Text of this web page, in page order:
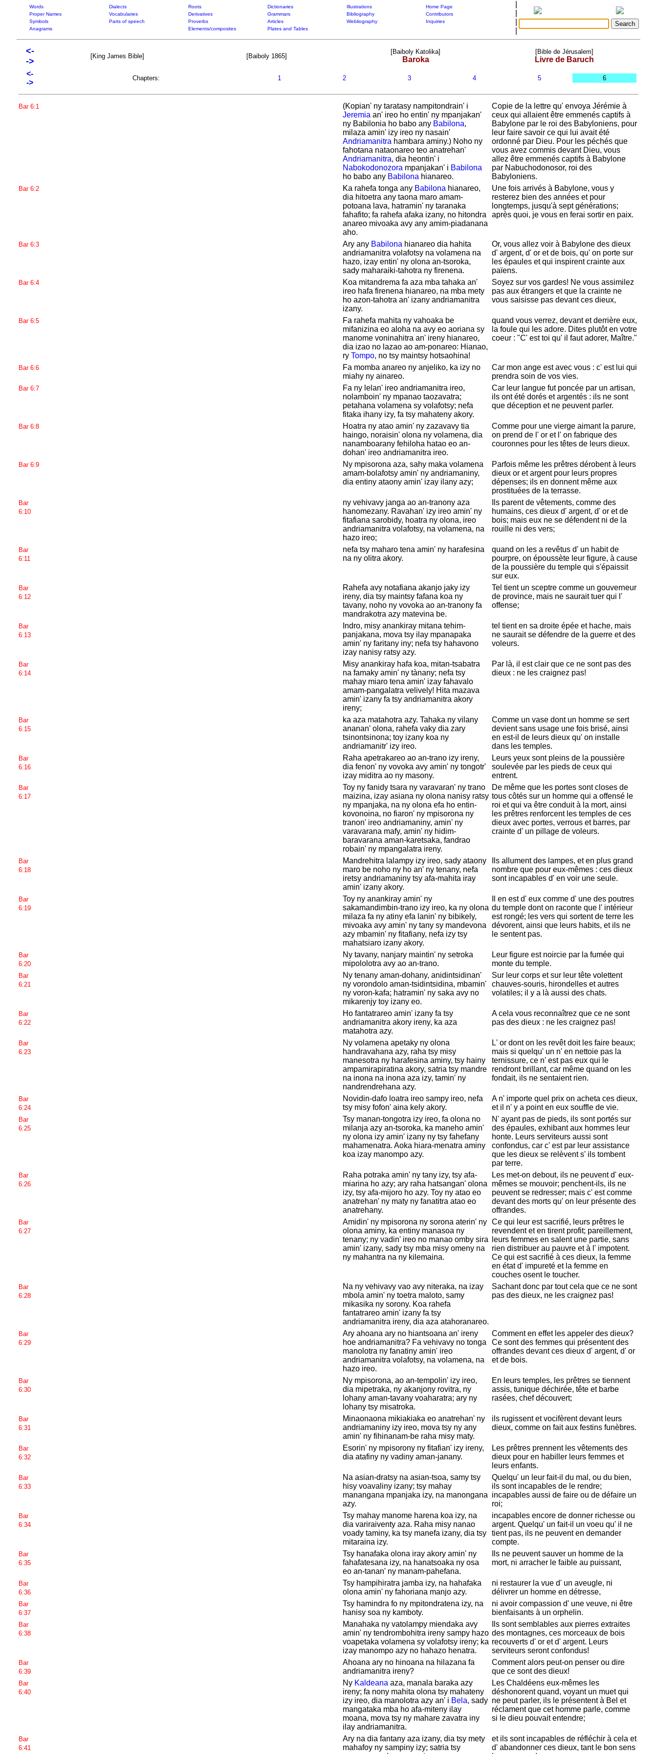
Words Dialects Roots Dictionaries Illustrations
Home Page
Proper Names
Vocabularies Derivatives Grammars Bibliography
Contributors
Symbols
Parts of speech Proverbs Articles Webliography
Inquiries
Anagrams
Elements/composites Plates and Tables
<-
->
[King James Bible] [Baiboly 1865]
[Baiboly Katolika]
Baroka
[Bible de Jérusalem]
Livre de Baruch
<-
->
Chapters: 1 2 3 4 5 6
Bar 6:1
(Kopian' ny taratasy nampitondrain' i
Jeremia an' ireo ho entin' ny mpanjakan'
ny Babilonia ho babo any Babilona,
milaza amin' izy ireo ny nasain'
Andriamanitra hambara aminy.) Noho ny
fahotana nataonareo teo anatrehan'
Andriamanitra, dia heontin' i
Nabokodonozora mpanjakan' i Babilona
ho babo any Babilona hianareo.
Copie de la lettre qu' envoya Jérémie à
ceux qui allaient être emmenés captifs à
Babylone par le roi des Babyloniens, pour
leur faire savoir ce qui lui avait été
ordonné par Dieu. Pour les péchés que
vous avez commis devant Dieu, vous
allez être emmenés captifs à Babylone
par Nabuchodonosor, roi des
Babyloniens.
Bar 6:2 Ka rahefa tonga any Babilona hianareo,
dia hitoetra any taona maro amam-
potoana lava, hatramin' ny taranaka
fahafito; fa rahefa afaka izany, no hitondra
anareo mivoaka avy any amim-piadanana
aho.
Une fois arrivés à Babylone, vous y
resterez bien des années et pour
longtemps, jusqu'à sept générations;
après quoi, je vous en ferai sortir en paix.
Bar 6:3 Ary any Babilona hianareo dia hahita
andriamanitra volafotsy na volamena na
hazo, izay entin' ny olona an-tsoroka,
sady maharaiki-tahotra ny firenena.
Or, vous allez voir à Babylone des dieux
d' argent, d' or et de bois, qu' on porte sur
les épaules et qui inspirent crainte aux
païens.
Bar 6:4
Koa mitandrema fa aza mba tahaka an'
ireo hafa firenena hianareo, na mba mety
ho azon-tahotra an' izany andriamanitra
izany.
Soyez sur vos gardes! Ne vous assimilez
pas aux étrangers et que la crainte ne
vous saisisse pas devant ces dieux,
Bar 6:5
Fa rahefa mahita ny vahoaka be
mifanizina eo aloha na avy eo aoriana sy
manome voninahitra an' ireny hianareo,
dia izao no lazao ao am-ponareo: Hianao,
ry Tompo, no tsy maintsy hotsaohina!
quand vous verrez, devant et derrière eux,
la foule qui les adore. Dites plutôt en votre
coeur : "C' est toi qu' il faut adorer, Maître."
Bar 6:6
Fa momba anareo ny anjeliko, ka izy no
miahy ny ainareo.
Car mon ange est avec vous : c' est lui qui
prendra soin de vos vies.
Bar 6:7
Fa ny lelan' ireo andriamanitra ireo,
nolamboin' ny mpanao taozavatra;
petahana volamena sy volafotsy; nefa
fitaka ihany izy, fa tsy mahateny akory.
Car leur langue fut poncée par un artisan,
ils ont été dorés et argentés : ils ne sont
que déception et ne peuvent parler.
Bar 6:8
Hoatra ny atao amin' ny zazavavy tia
haingo, noraisin' olona ny volamena, dia
nanamboarany fehiloha hatao eo an-
dohan' ireo andriamanitra ireo.
Comme pour une vierge aimant la parure,
on prend de l' or et l' on fabrique des
couronnes pour les têtes de leurs dieux.
Bar 6:9
Ny mpisorona aza, sahy maka volamena
amam-bolafotsy amin' ny andriamaniny,
dia entiny ataony amin' izay ilany azy;
Parfois même les prêtres dérobent à leurs
dieux or et argent pour leurs propres
dépenses; ils en donnent même aux
prostituées de la terrasse.
Bar
6:10
ny vehivavy janga ao an-tranony aza
hanomezany. Ravahan' izy ireo amin' ny
fitafiana sarobidy, hoatra ny olona, ireo
andriamanitra volafotsy, na volamena, na
hazo ireo;
Ils parent de vêtements, comme des
humains, ces dieux d' argent, d' or et de
bois; mais eux ne se défendent ni de la
rouille ni des vers;
Bar
6:11
nefa tsy maharo tena amin' ny harafesina
na ny olitra akory.
quand on les a revêtus d' un habit de
pourpre, on époussète leur figure, à cause
de la poussière du temple qui s'épaissit
sur eux.
Bar
6:12
Rahefa avy notafiana akanjo jaky izy
ireny, dia tsy maintsy fafana koa ny
tavany, noho ny vovoka ao an-tranony fa
mandrakotra azy matevina be.
Tel tient un sceptre comme un gouverneur
de province, mais ne saurait tuer qui l'
offense;
Bar
6:13
Indro, misy anankiray mitana tehim-
panjakana, mova tsy ilay mpanapaka
amin' ny faritany iny; nefa tsy hahavono
izay nanisy ratsy azy.
tel tient en sa droite épée et hache, mais
ne saurait se défendre de la guerre et des
voleurs.
Bar
6:14
Misy anankiray hafa koa, mitan-tsabatra
na famaky amin' ny tànany; nefa tsy
mahay miaro tena amin' izay fahavalo
amam-pangalatra velively! Hita mazava
amin' izany fa tsy andriamanitra akory
ireny;
Par là, il est clair que ce ne sont pas des
dieux : ne les craignez pas!
Bar
6:15
ka aza matahotra azy. Tahaka ny vilany
ananan' olona, rahefa vaky dia zary
tsinontsinona; toy izany koa ny
andriamanitr' izy ireo.
Comme un vase dont un homme se sert
devient sans usage une fois brisé, ainsi
en est-il de leurs dieux qu' on installe
dans les temples.
Bar
6:16
Raha apetrakareo ao an-trano izy ireny,
dia fenon' ny vovoka avy amin' ny tongotr'
izay miditra ao ny masony.
Leurs yeux sont pleins de la poussière
soulevée par les pieds de ceux qui
entrent.
Bar
6:17
Toy ny fanidy tsara ny varavaran' ny trano
maizina, izay asiana ny olona nanisy ratsy
ny mpanjaka, na ny olona efa ho entin-
kovonoina, no fiaron' ny mpisorona ny
tranon' ireo andriamaniny, amin' ny
varavarana mafy, amin' ny hidim-
baravarana aman-karetsaka, fandrao
robain' ny mpangalatra ireny.
De même que les portes sont closes de
tous côtés sur un homme qui a offensé le
roi et qui va être conduit à la mort, ainsi
les prêtres renforcent les temples de ces
dieux avec portes, verrous et barres, par
crainte d' un pillage de voleurs.
Bar
6:18
Mandrehitra lalampy izy ireo, sady ataony
maro be noho ny ho an' ny tenany, nefa
iretsy andriamaniny tsy afa-mahita iray
amin' izany akory.
Ils allument des lampes, et en plus grand
nombre que pour eux-mêmes : ces dieux
sont incapables d' en voir une seule.
Bar
6:19
Toy ny anankiray amin' ny
sakamandimbin-trano izy ireo, ka ny olona
milaza fa ny atiny efa lanin' ny bibikely,
mivoaka avy amin' ny tany sy mandevona
azy mbamin' ny fitafiany, nefa izy tsy
mahatsiaro izany akory.
Il en est d' eux comme d' une des poutres
du temple dont on raconte que l' intérieur
est rongé; les vers qui sortent de terre les
dévorent, ainsi que leurs habits, et ils ne
le sentent pas.
Bar
6:20
Ny tavany, nanjary maintin' ny setroka
mipololotra avy ao an-trano.
Leur figure est noircie par la fumée qui
monte du temple.
Bar
6:21
Ny tenany aman-dohany, anidintsidinan'
ny vorondolo aman-tsidintsidina, mbamin'
ny voron-kafa; hatramin' ny saka avy no
mikarenjy toy izany eo.
Sur leur corps et sur leur tête volettent
chauves-souris, hirondelles et autres
volatiles; il y a là aussi des chats.
Bar
6:22
Ho fantatrareo amin' izany fa tsy
andriamanitra akory ireny, ka aza
matahotra azy.
A cela vous reconnaîtrez que ce ne sont
pas des dieux : ne les craignez pas!
Bar
6:23
Ny volamena apetaky ny olona
handravahana azy, raha tsy misy
manesotra ny harafesina aminy, tsy hainy
ampamirapiratina akory, satria tsy mandre
na inona na inona aza izy, tamin' ny
nandrendrehana azy.
L' or dont on les revêt doit les faire beaux;
mais si quelqu' un n' en nettoie pas la
ternissure, ce n' est pas eux qui le
rendront brillant, car même quand on les
fondait, ils ne sentaient rien.
Bar
6:24
Novidin-dafo loatra ireo sampy ireo, nefa
tsy misy fofon' aina kely akory.
A n' importe quel prix on acheta ces dieux,
et il n' y a point en eux souffle de vie.
Bar
6:25
Tsy manan-tongotra izy ireo, fa olona no
milanja azy an-tsoroka, ka maneho amin'
ny olona izy amin' izany ny tsy fahefany
mahamenatra. Aoka hiara-menatra aminy
koa izay manompo azy.
N' ayant pas de pieds, ils sont portés sur
des épaules, exhibant aux hommes leur
honte. Leurs serviteurs aussi sont
confondus, car c' est par leur assistance
que les dieux se relèvent s' ils tombent
par terre.
Bar
6:26
Raha potraka amin' ny tany izy, tsy afa-
miarina ho azy; ary raha hatsangan' olona
izy, tsy afa-mijoro ho azy. Toy ny atao eo
anatrehan' ny maty ny fanatitra atao eo
anatrehany.
Les met-on debout, ils ne peuvent d' eux-
mêmes se mouvoir; penchent-ils, ils ne
peuvent se redresser; mais c' est comme
devant des morts qu' on leur présente des
offrandes.
Bar
6:27
Amidin' ny mpisorona ny sorona aterin' ny
olona aminy, ka entiny manasoa ny
tenany; ny vadin' ireo no manao omby sira
amin' izany, sady tsy mba misy omeny na
ny mahantra na ny kilemaina.
Ce qui leur est sacrifié, leurs prêtres le
revendent et en tirent profit; pareillement,
leurs femmes en salent une partie, sans
rien distribuer au pauvre et à l' impotent.
Ce qui est sacrifié à ces dieux, la femme
en état d' impureté et la femme en
couches osent le toucher.
Bar
6:28
Na ny vehivavy vao avy niteraka, na izay
mbola amin' ny toetra maloto, samy
mikasika ny sorony. Koa rahefa
fantatrareo amin' izany fa tsy
andriamanitra ireny, dia aza atahoranareo.
Sachant donc par tout cela que ce ne sont
pas des dieux, ne les craignez pas!
Bar
6:29
Ary ahoana ary no hiantsoana an' ireny
hoe andriamanitra? Fa vehivavy no tonga
manolotra ny fanatiny amin' ireo
andriamanitra volafotsy, na volamena, na
hazo ireo.
Comment en effet les appeler des dieux?
Ce sont des femmes qui présentent des
offrandes devant ces dieux d' argent, d' or
et de bois.
Bar
6:30
Ny mpisorona, ao an-tempolin' izy ireo,
dia mipetraka, ny akanjony rovitra, ny
lohany aman-tavany voaharatra; ary ny
lohany tsy misatroka.
En leurs temples, les prêtres se tiennent
assis, tunique déchirée, tête et barbe
rasées, chef découvert;
Bar
6:31
Minaonaona mikiakiaka eo anatrehan' ny
andriamaniny izy ireo, mova tsy ny any
amin' ny fihinanam-be raha misy maty.
ils rugissent et vocifèrent devant leurs
dieux, comme on fait aux festins funèbres.
Bar
6:32
Esorin' ny mpisorony ny fitafian' izy ireny,
dia atafiny ny vadiny aman-janany.
Les prêtres prennent les vêtements des
dieux pour en habiller leurs femmes et
leurs enfants.
Bar
6:33
Na asian-dratsy na asian-tsoa, samy tsy
hisy voavaliny izany; tsy mahay
manangana mpanjaka izy, na manongana
azy.
Quelqu' un leur fait-il du mal, ou du bien,
ils sont incapables de le rendre;
incapables aussi de faire ou de défaire un
roi;
Bar
6:34
Tsy mahay manome harena koa izy, na
dia variraiventy aza. Raha misy nanao
voady taminy, ka tsy manefa izany, dia tsy
mitaraina izy.
incapables encore de donner richesse ou
argent. Quelqu' un fait-il un voeu qu' il ne
tient pas, ils ne peuvent en demander
compte.
Bar
6:35
Tsy hanafaka olona iray akory amin' ny
fahafatesana izy, na hanatsoaka ny osa
eo an-tanan' ny manam-pahefana.
Ils ne peuvent sauver un homme de la
mort, ni arracher le faible au puissant,
Bar
6:36
Tsy hampihiratra jamba izy, na hahafaka
olona amin' ny fahoriana manjo azy.
ni restaurer la vue d' un aveugle, ni
délivrer un homme en détresse,
Bar
6:37
Tsy hamindra fo ny mpitondratena izy, na
hanisy soa ny kamboty.
ni avoir compassion d' une veuve, ni être
bienfaisants à un orphelin.
Bar
6:38
Manahaka ny vatolampy miendaka avy
amin' ny tendrombohitra ireny sampy hazo
voapetaka volamena sy volafotsy ireny; ka
izay manompo azy no hahazo henatra.
Ils sont semblables aux pierres extraites
des montagnes, ces morceaux de bois
recouverts d' or et d' argent. Leurs
serviteurs seront confondus!
Bar
6:39
Ahoana ary no hinoana na hilazana fa
andriamanitra ireny?
Comment alors peut-on penser ou dire
que ce sont des dieux!
Bar
6:40
Ny Kaldeana aza, manala baraka azy
ireny; fa nony mahita olona tsy mahateny
izy ireo, dia manolotra azy an' i Bela, sady
mangataka mba ho afa-miteny ilay
moana, mova tsy ny mahare zavatra iny
ilay andriamanitra.
Les Chaldéens eux-mêmes les
déshonorent quand, voyant un muet qui
ne peut parler, ils le présentent à Bel et
réclament que cet homme parle, comme
si le dieu pouvait entendre;
Bar
6:41
Ary na dia fantany aza izany, dia tsy mety
mahafoy ny sampiny izy; satria tsy
et ils sont incapables de réfléchir à cela et
d' abandonner ces dieux, tant le bon sens